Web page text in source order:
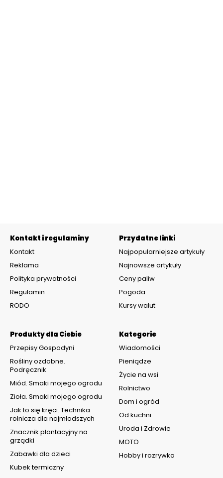
Kontakt i regulaminy
Kontakt
Reklama
Polityka prywatności
Regulamin
RODO
Kategorie
Wiadomości
Pieniądze
Życie na wsi
Rolnictwo
Dom i ogród
Od kuchni
Uroda i Zdrowie
MOTO
Hobby i rozrywka
Produkty dla Ciebie
Przepisy Gospodyni
Rośliny ozdobne.
Podręcznik
Miód. Smaki mojego ogrodu
Zioła. Smaki mojego ogrodu
Jak to się kręci. Technika
rolnicza dla najmłodszych
Znacznik plantacyjny na
grządki
Zabawki dla dzieci
Kubek termiczny
Przydatne linki
Najpopularniejsze artykuły
Najnowsze artykuły
Ceny paliw
Pogoda
Kursy walut